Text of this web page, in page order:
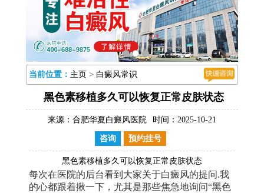
当前位置： 主页 > 白癜风常识
黑色素移植多久可以恢复正常皮肤状态
来源： 合肥华夏白癜风医院 时间：2025-10-21
咨询 预约挂号
黑色素移植多久可以恢复正常皮肤状态
每次在医院的后台看到大家关于白癜风的提问.我
的心都跟着揪一下，尤其是那些焦急地询问“黑色